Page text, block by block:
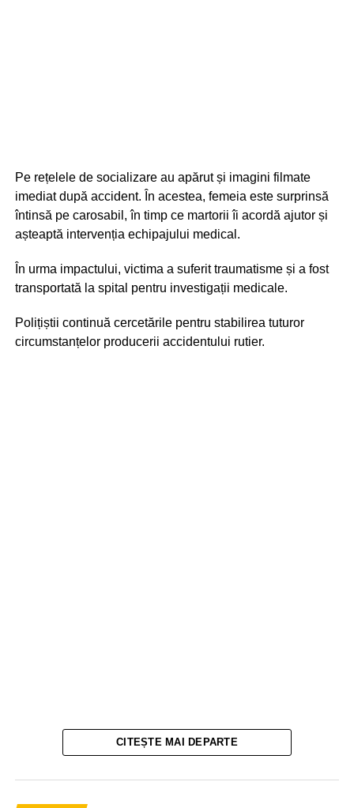
Pe rețelele de socializare au apărut și imagini filmate
imediat după accident. În acestea, femeia este surprinsă
întinsă pe carosabil, în timp ce martorii îi acordă ajutor și
așteaptă intervenția echipajului medical.
În urma impactului, victima a suferit traumatisme și a fost
transportată la spital pentru investigații medicale.
Polițiștii continuă cercetările pentru stabilirea tuturor
circumstanțelor producerii accidentului rutier.
CITEȘTE MAI DEPARTE